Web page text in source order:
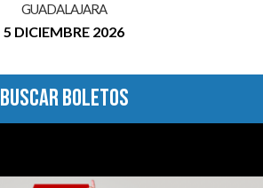
GUADALAJARA
5 DICIEMBRE 2026
BUSCAR BOLETOS